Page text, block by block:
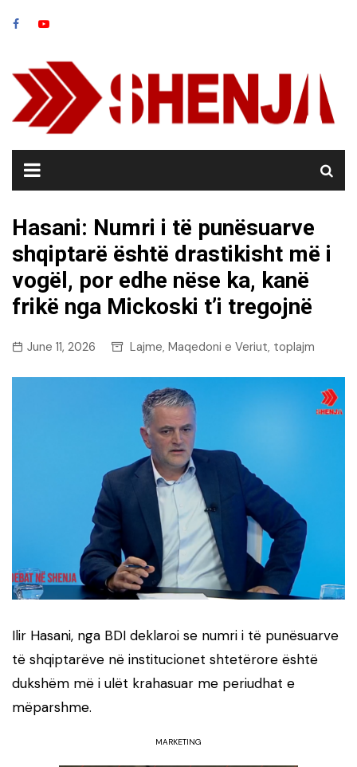
Hasani: Numri i të punësuarve
shqiptarë është drastikisht më i
vogël, por edhe nëse ka, kanë
frikë nga Mickoski t’i tregojnë
June 11, 2026 Lajme, Maqedoni e Veriut, toplajm
Ilir Hasani, nga BDI deklaroi se numri i të punësuarve
të shqiptarëve në institucionet shtetërore është
dukshëm më i ulët krahasuar me periudhat e
mëparshme.
MARKETING